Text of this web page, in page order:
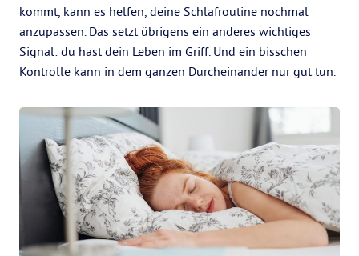
kommt, kann es helfen, deine Schlafroutine nochmal
anzupassen. Das setzt übrigens ein anderes wichtiges
Signal: du hast dein Leben im Griff. Und ein bisschen
Kontrolle kann in dem ganzen Durcheinander nur gut tun.